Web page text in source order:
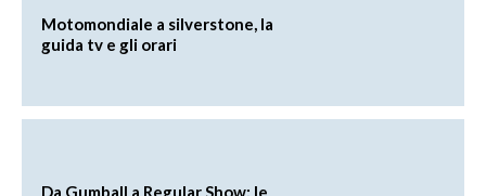
Motomondiale a silverstone, la
guida tv e gli orari
Da Gumball a Regular Show: le